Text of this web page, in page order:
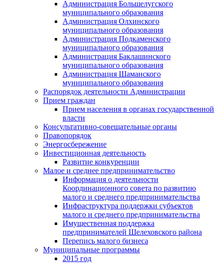
Администрация Большелугского
муниципального образования
Администрация Олхинского
муниципального образования
Администрация Подкаменского
муниципального образования
Администрация Баклашинского
муниципального образования
Администрация Шаманского
муниципального образования
Распорядок деятельности Администрации
Прием граждан
Прием населения в органах государственной
власти
Консультативно-совещательные органы
Правопорядок
Энергосбережение
Инвестиционная деятельность
Развитие конкуренции
Малое и среднее предпринимательство
Информация о деятельности
Координационного совета по развитию
малого и среднего предпринимательства
Инфраструктура поддержки субъектов
малого и среднего предпринимательства
Имущественная поддержка
предпринимателей Шелеховского района
Перепись малого бизнеса
Муниципальные программы
2015 год